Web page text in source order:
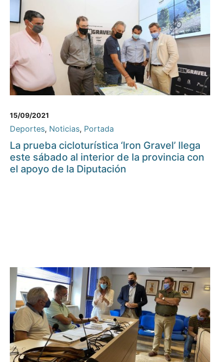
15/09/2021
Deportes, Noticias, Portada
La prueba cicloturística ‘Iron Gravel’ llega
este sábado al interior de la provincia con
el apoyo de la Diputación